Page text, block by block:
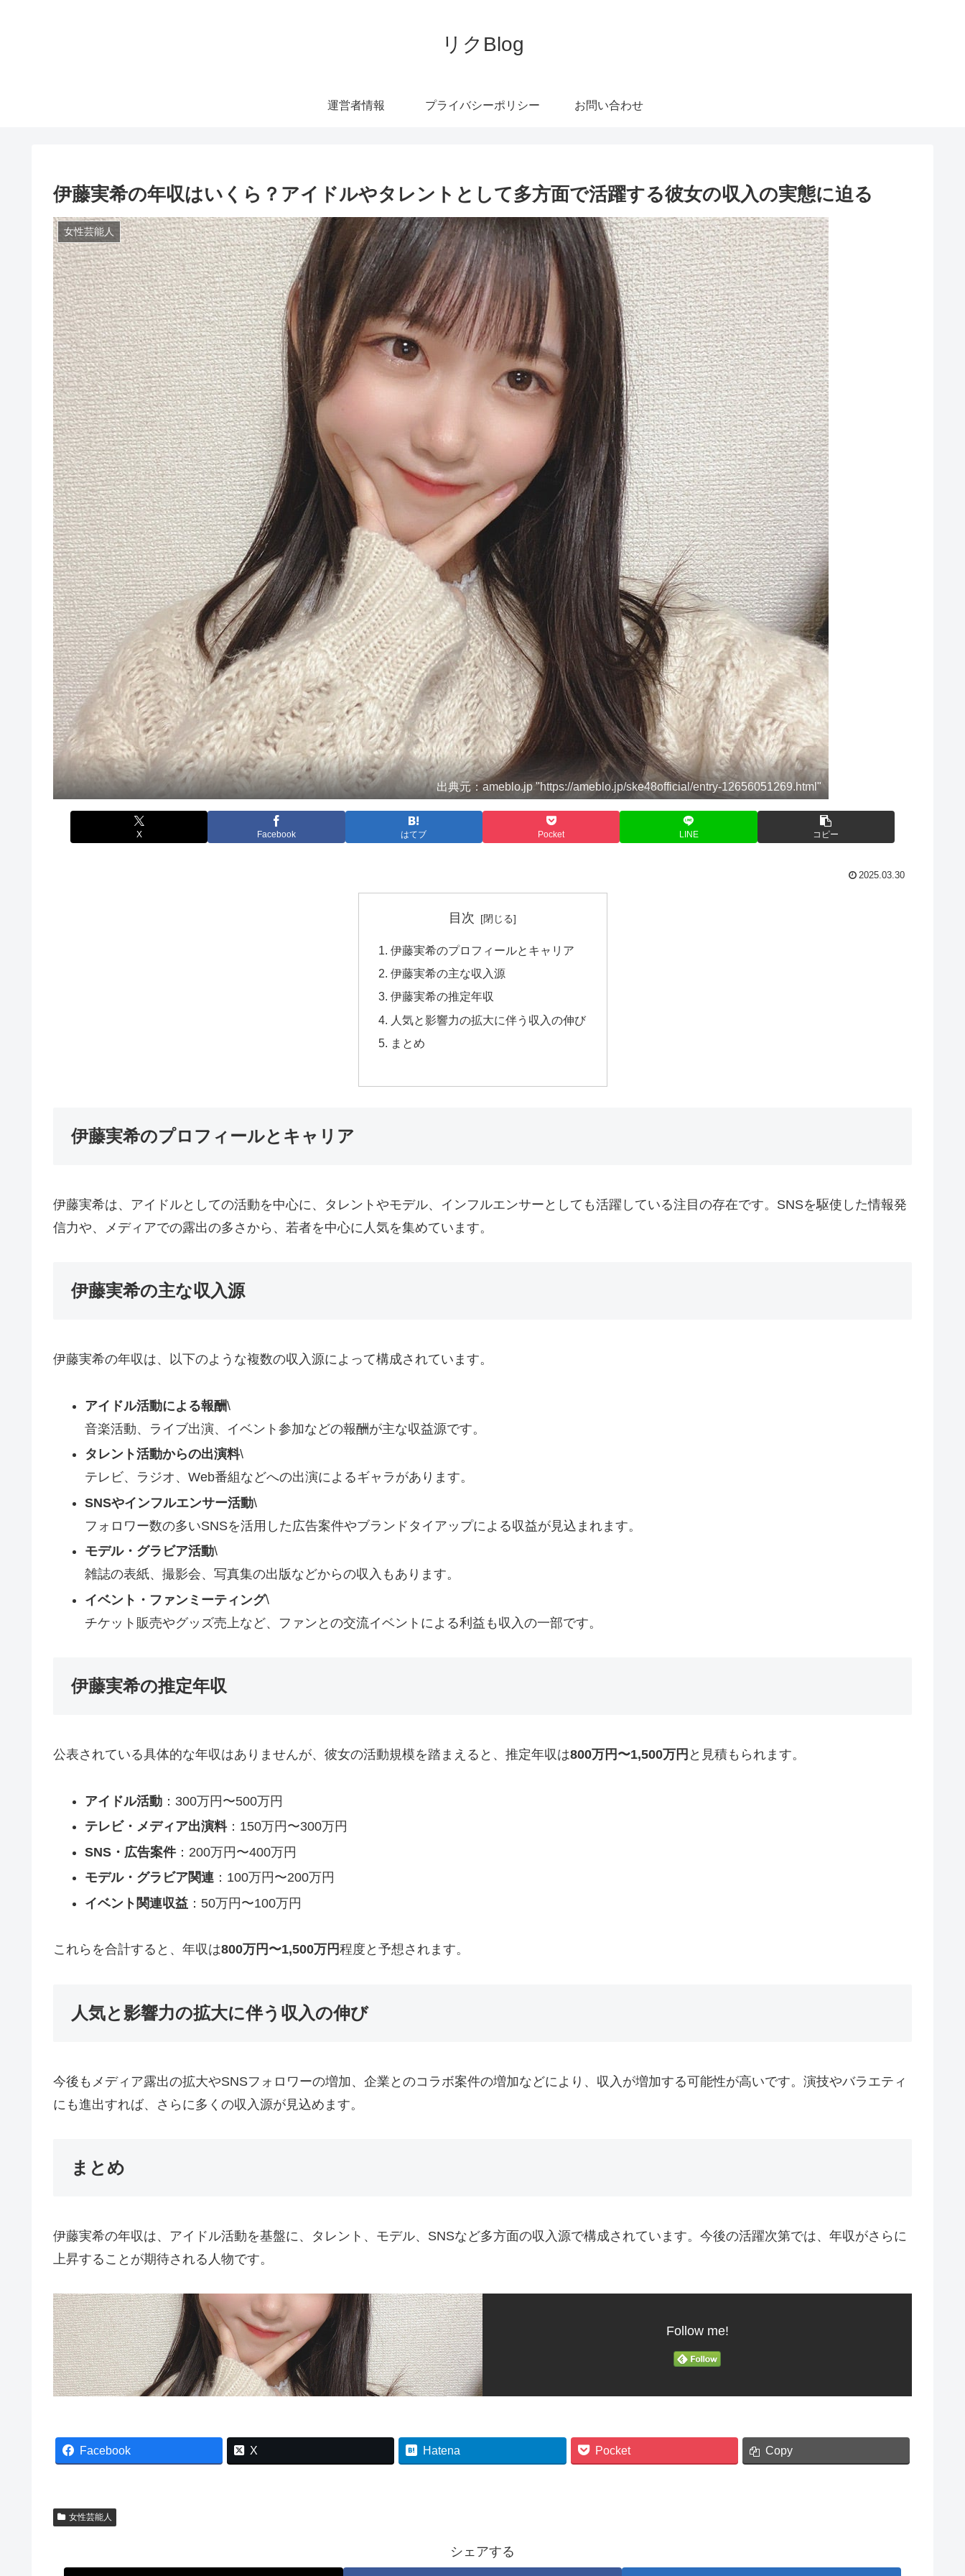
リクBlog
運営者情報 プライバシーポリシー お問い合わせ
伊藤実希の年収はいくら？アイドルやタレントとして多方面で活躍する彼女の収入の実態に迫る
女性芸能人
出典元：ameblo.jp "https://ameblo.jp/ske48official/entry-12656051269.html"
X Facebook はてブ Pocket LINE コピー
2025.03.30
目次
伊藤実希のプロフィールとキャリア
伊藤実希の主な収入源
伊藤実希の推定年収
人気と影響力の拡大に伴う収入の伸び
まとめ
伊藤実希のプロフィールとキャリア
伊藤実希は、アイドルとしての活動を中心に、タレントやモデル、インフルエンサーとしても活躍している注目の存在です。SNSを駆使した情報発
信力や、メディアでの露出の多さから、若者を中心に人気を集めています。
伊藤実希の主な収入源
伊藤実希の年収は、以下のような複数の収入源によって構成されています。
アイドル活動による報酬\
音楽活動、ライブ出演、イベント参加などの報酬が主な収益源です。
タレント活動からの出演料\
テレビ、ラジオ、Web番組などへの出演によるギャラがあります。
SNSやインフルエンサー活動\
フォロワー数の多いSNSを活用した広告案件やブランドタイアップによる収益が見込まれます。
モデル・グラビア活動\
雑誌の表紙、撮影会、写真集の出版などからの収入もあります。
イベント・ファンミーティング\
チケット販売やグッズ売上など、ファンとの交流イベントによる利益も収入の一部です。
伊藤実希の推定年収
公表されている具体的な年収はありませんが、彼女の活動規模を踏まえると、推定年収は800万円〜1,500万円 と見積もられます。
アイドル活動：300万円〜500万円
テレビ・メディア出演料：150万円〜300万円
SNS・広告案件：200万円〜400万円
モデル・グラビア関連：100万円〜200万円
イベント関連収益：50万円〜100万円
これらを合計すると、年収は800万円〜1,500万円程度と予想されます。
人気と影響力の拡大に伴う収入の伸び
今後もメディア露出の拡大やSNSフォロワーの増加、企業とのコラボ案件の増加などにより、収入が増加する可能性が高いです。演技やバラエティ
にも進出すれば、さらに多くの収入源が見込めます。
まとめ
伊藤実希の年収は、アイドル活動を基盤に、タレント、モデル、SNSなど多方面の収入源で構成されています。今後の活躍次第では、年収がさらに
上昇することが期待される人物です。
Follow me!
Facebook X Hatena Pocket Copy
女性芸能人
シェアする